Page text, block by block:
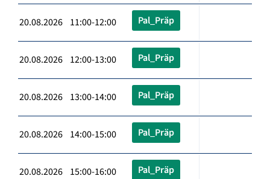
20.08.2026 11:00-12:00 Pal_Präp
20.08.2026 12:00-13:00 Pal_Präp
20.08.2026 13:00-14:00 Pal_Präp
20.08.2026 14:00-15:00 Pal_Präp
20.08.2026 15:00-16:00 Pal_Präp